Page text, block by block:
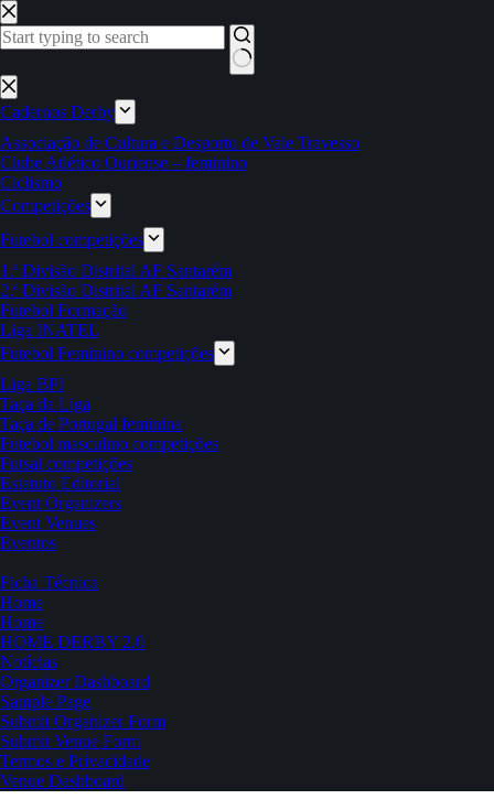
Pular
para
o
Sem
resultados
Cadernos Derby
Associação de Cultura e Desporto de Vale Travesso
Clube Atlético Ouriense – feminino
Ciclismo
Competições
Futebol competições
1.ª Divisão Distrital AF Santarém
2.ª Divisão Distrital AF Santarém
Futebol Formação
Liga INATEL
Futebol Feminino competições
Liga BPI
Taça da Liga
Taça de Portugal feminina
Futebol masculino competições
Futsal competições
Estatuto Editorial
Event Organizers
Event Venues
Eventos
Ficha Técnica
Home
Home
HOME DERBY 2.0
Notícias
Organizer Dashboard
Sample Page
Submit Organizer Form
Submit Venue Form
Termos e Privacidade
Venue Dashboard